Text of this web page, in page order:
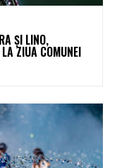
ȘI LINO,
ZIUA COMUNEI